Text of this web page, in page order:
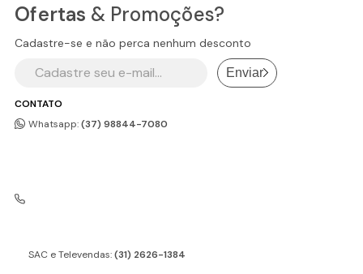
CONTATO
Whatsapp:(37) 98844-7080
SAC e Televendas:(31) 2626-1384
Ofertas & Promoções?
Cadastre-se e não perca nenhum desconto
Enviar